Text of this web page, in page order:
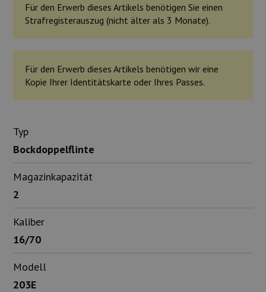
Für den Erwerb dieses Artikels benötigen Sie einen
Strafregisterauszug (nicht älter als 3 Monate).
Für den Erwerb dieses Artikels benötigen wir eine
Kopie Ihrer Identitätskarte oder Ihres Passes.
Typ
Bockdoppelflinte
Magazinkapazität
2
Kaliber
16/70
Modell
203E